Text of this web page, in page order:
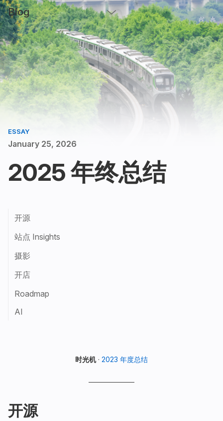
Blog
ESSAY
January 25, 2026
2025 年终总结
开源
站点 Insights
摄影
开店
Roadmap
AI
时光机· 2023 年度总结
开源